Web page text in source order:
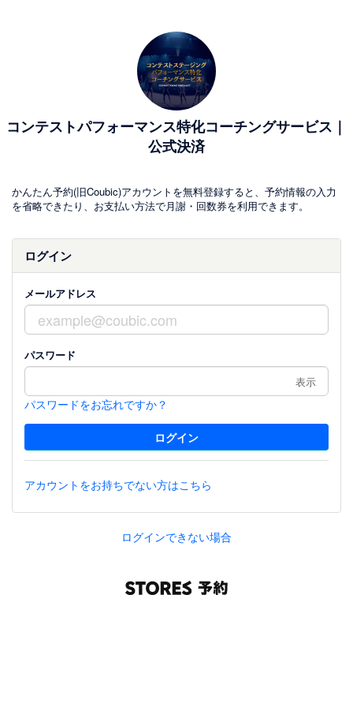
コンテストパフォーマンス特化コーチングサービス｜
公式決済
かんたん予約(旧Coubic)アカウントを無料登録すると、予約情報の入力
を省略できたり、お支払い方法で月謝・回数券を利用できます。
ログイン
メールアドレス
パスワード
表示
パスワードをお忘れですか？
アカウントをお持ちでない方はこちら
ログインできない場合